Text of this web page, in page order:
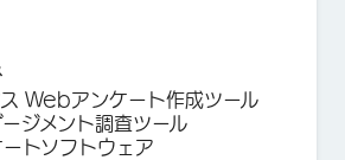
Webアンケート作成ツール
ジメント調査ツール
トソフトウェア